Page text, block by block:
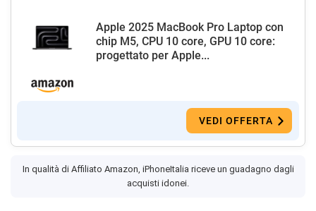
Apple 2025 MacBook Pro Laptop con
chip M5, CPU 10 core, GPU 10 core:
progettato per Apple...
VEDI OFFERTA
In qualità di Affiliato Amazon, iPhoneItalia riceve un guadagno dagli
acquisti idonei.